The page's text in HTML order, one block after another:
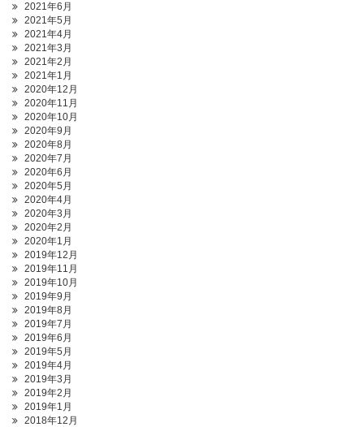
2021年6月
2021年5月
2021年4月
2021年3月
2021年2月
2021年1月
2020年12月
2020年11月
2020年10月
2020年9月
2020年8月
2020年7月
2020年6月
2020年5月
2020年4月
2020年3月
2020年2月
2020年1月
2019年12月
2019年11月
2019年10月
2019年9月
2019年8月
2019年7月
2019年6月
2019年5月
2019年4月
2019年3月
2019年2月
2019年1月
2018年12月